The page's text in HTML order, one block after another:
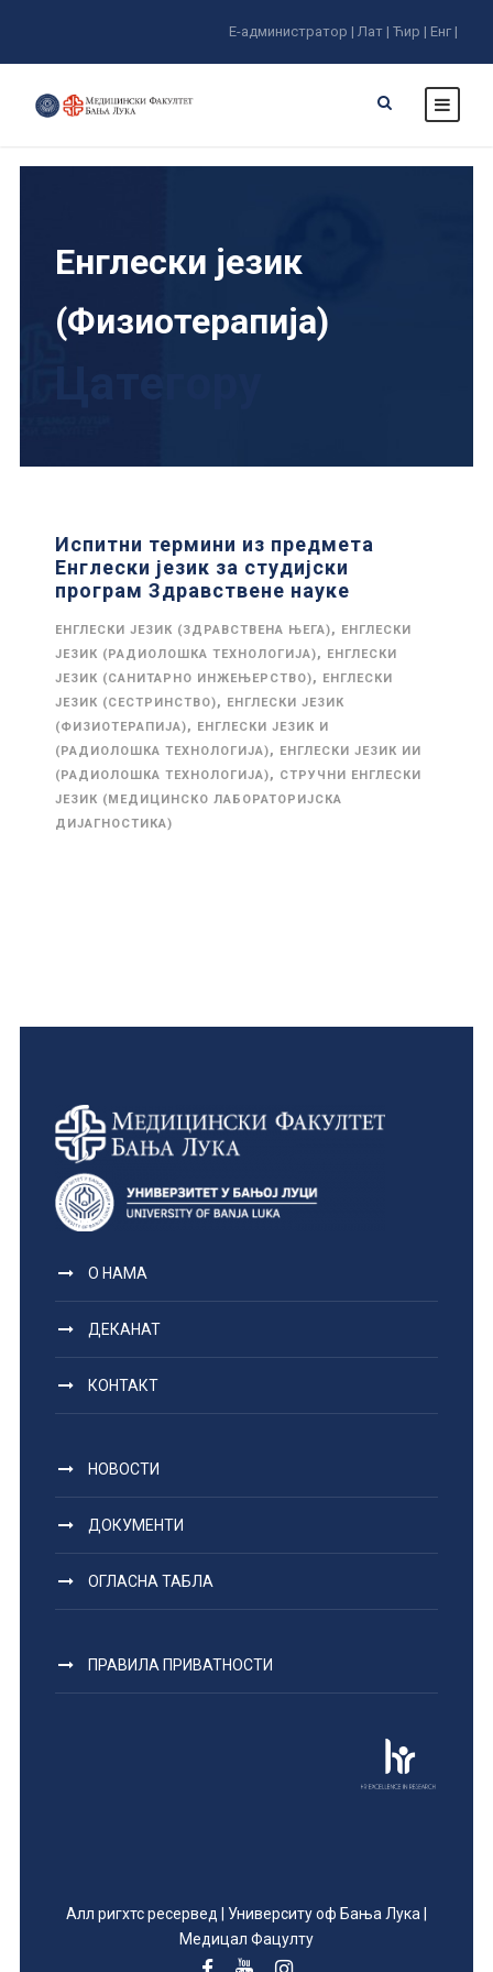
Е-администратор | Лат | Ћир | Енг |
Енглески језик
(Физиотерапија)
Испитни термини из предмета
Енглески језик за студијски
програм Здравствене науке
ЕНГЛЕСКИ ЈЕЗИК (ЗДРАВСТВЕНА ЊЕГА), ЕНГЛЕСКИ
ЈЕЗИК (РАДИОЛОШКА ТЕХНОЛОГИЈА), ЕНГЛЕСКИ
ЈЕЗИК (САНИТАРНО ИНЖЕЊЕРСТВО), ЕНГЛЕСКИ
ЈЕЗИК (СЕСТРИНСТВО), ЕНГЛЕСКИ ЈЕЗИК
(ФИЗИОТЕРАПИЈА), ЕНГЛЕСКИ ЈЕЗИК И
(РАДИОЛОШКА ТЕХНОЛОГИЈА), ЕНГЛЕСКИ ЈЕЗИК ИИ
(РАДИОЛОШКА ТЕХНОЛОГИЈА), СТРУЧНИ ЕНГЛЕСКИ
ЈЕЗИК (МЕДИЦИНСКО ЛАБОРАТОРИЈСКА
ДИЈАГНОСТИКА)
О НАМА
ДЕКАНАТ
КОНТАКТ
НОВОСТИ
ДОКУМЕНТИ
ОГЛАСНА ТАБЛА
ПРАВИЛА ПРИВАТНОСТИ
Алл ригхтс ресервед | Университy оф Бања Лука |
Медицал Фацултy